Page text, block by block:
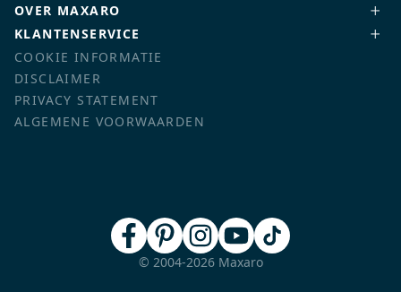
OVER MAXARO
KLANTENSERVICE
COOKIE INFORMATIE
DISCLAIMER
PRIVACY STATEMENT
ALGEMENE VOORWAARDEN
© 2004-2026 Maxaro